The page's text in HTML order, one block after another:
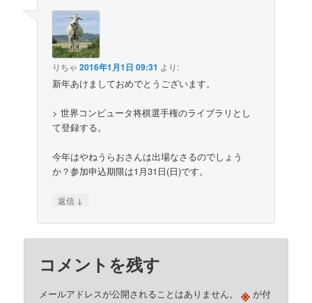
りちゃ 2016年1月1日 09:31 より:
新年あけましておめでとうございます。
> 世界コンピュータ将棋選手権のライブラリとし
て登録する。
今年はやねうらおさんは出場なさるのでしょう
か？参加申込期限は1月31日(日)です。
返信 ↓
コメントを残す
メールアドレスが公開されることはありません。 ※ が付